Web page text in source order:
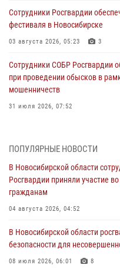
Сотрудники Росгвардии
фестиваля в Новосибирске
03 августа 2026, 05:23 3
Сотрудники СОБР Росгвардии
при проведении обысков в
мошенничеств
31 июля 2026, 07:52
При силовой поддержке
пресечена деятельность
в сфере страхования
В Новосибирске сотрудниками
Росгвардии задержан
ПОПУЛЯРНЫЕ НОВОСТИ
В Новосибирской области
Росгвардии приняли участие
гражданам
04 августа 2026, 04:52
В Новосибирской области
безопасности для
08 июля 2026, 06:01 8